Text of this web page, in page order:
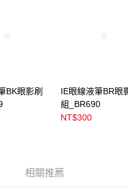
BK眼影刷
IE眼線液筆BR眼
組_BR690
NT$300
相關推薦